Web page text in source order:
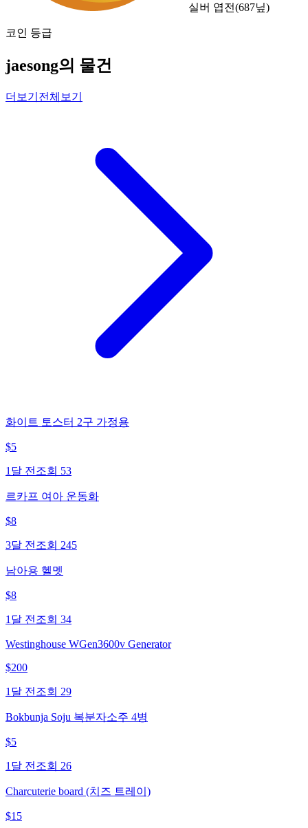
실버 엽전(687닢)
코인 등급
jaesong의 물건
더보기 전체보기
화이트 토스터 2구 가정용
$5
1달 전 조회 53
르카프 여아 운동화
$8
3달 전 조회 245
남아용 헬멧
$8
1달 전 조회 34
Westinghouse WGen3600v Generator
$200
1달 전 조회 29
Bokbunja Soju 복분자소주 4병
$5
1달 전 조회 26
Charcuterie board (치즈 트레이)
$15